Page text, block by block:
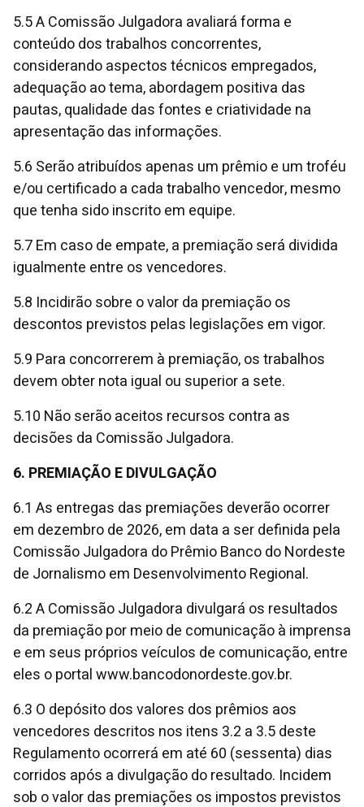
5.5 A Comissão Julgadora avaliará forma e
conteúdo dos trabalhos concorrentes,
considerando aspectos técnicos empregados,
adequação ao tema, abordagem positiva das
pautas, qualidade das fontes e criatividade na
apresentação das informações.
5.6 Serão atribuídos apenas um prêmio e um troféu
e/ou certificado a cada trabalho vencedor, mesmo
que tenha sido inscrito em equipe.
5.7 Em caso de empate, a premiação será dividida
igualmente entre os vencedores.
5.8 Incidirão sobre o valor da premiação os
descontos previstos pelas legislações em vigor.
5.9 Para concorrerem à premiação, os trabalhos
devem obter nota igual ou superior a sete.
5.10 Não serão aceitos recursos contra as
decisões da Comissão Julgadora.
6. PREMIAÇÃO E DIVULGAÇÃO
6.1 As entregas das premiações deverão ocorrer
em dezembro de 2026, em data a ser definida pela
Comissão Julgadora do Prêmio Banco do Nordeste
de Jornalismo em Desenvolvimento Regional.
6.2 A Comissão Julgadora divulgará os resultados
da premiação por meio de comunicação à imprensa
e em seus próprios veículos de comunicação, entre
eles o portal www.bancodonordeste.gov.br.
6.3 O depósito dos valores dos prêmios aos
vencedores descritos nos itens 3.2 a 3.5 deste
Regulamento ocorrerá em até 60 (sessenta) dias
corridos após a divulgação do resultado. Incidem
sob o valor das premiações os impostos previstos